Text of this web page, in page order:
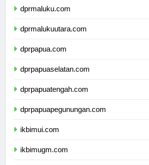
dprmaluku.com
dprmalukuutara.com
dprpapua.com
dprpapuaselatan.com
dprpapuatengah.com
dprpapuapegunungan.com
ikbimui.com
ikbimugm.com